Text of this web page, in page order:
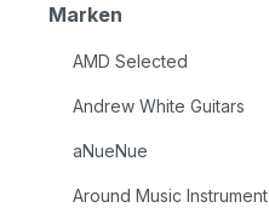
Marken
AMD Selected
Andrew White Guitars
aNueNue
Around Music Instrument